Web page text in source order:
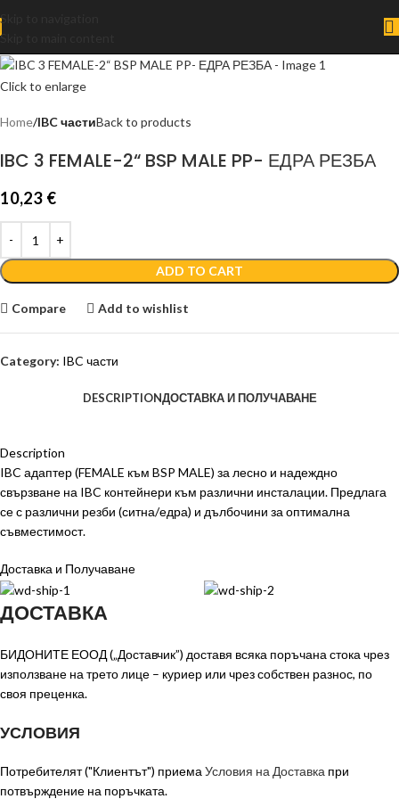
Skip to navigation
Skip to main content
Click to enlarge
Home IBC частиBack to products
IBC 3 FEMALE-2“ BSP MALE PP- ЕДРА РЕЗБА
10,23 €
ADD TO CART
Compare Add to wishlist
Category: IBC части
DESCRIPTIONДОСТАВКА И ПОЛУЧАВАНЕ
Description
IBC адаптер (FEMALE към BSP MALE) за лесно и надеждно
свързване на IBC контейнери към различни инсталации. Предлага
се с различни резби (ситна/едра) и дълбочини за оптимална
съвместимост.
Доставка и Получаване
ДОСТАВКА
БИДОНИТЕ ЕООД („Доставчик”) доставя всяка поръчана стока чрез
използване на трето лице – куриер или чрез собствен разнос, по
своя преценка.
УСЛОВИЯ
Потребителят ("Клиентът") приема Условия на Доставка при
потвърждение на поръчката.